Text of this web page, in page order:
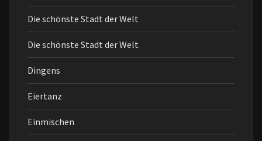
Die schönste Stadt der Welt
Die schönste Stadt der Welt
Dingens
Eiertanz
Einmischen